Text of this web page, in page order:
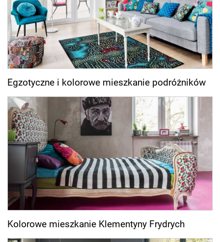
Egzotyczne i kolorowe mieszkanie podróżników
Kolorowe mieszkanie Klementyny Frydrych